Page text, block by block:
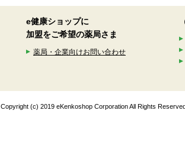
e健康ショップに
加盟をご希望の薬局さま
薬局・企業向けお問い合わせ
Copyright (c) 2019 eKenkoshop Corporation All Rights